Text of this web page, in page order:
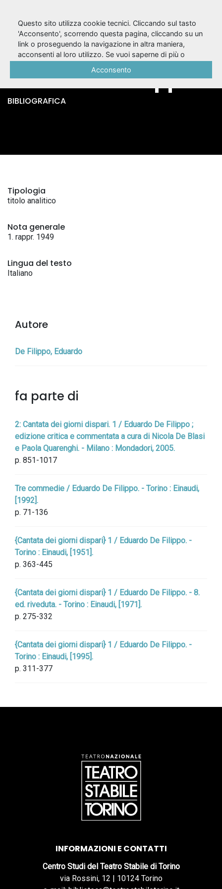
La grande magia /
Eduardo De Filippo
BIBLIOGRAFICA
Tipologia
titolo analitico
Nota generale
1. rappr. 1949
Lingua del testo
Italiano
Autore
De Filippo, Eduardo
fa parte di
2: Cantata dei giorni dispari. 1 / Eduardo De Filippo ;
edizione critica e commentata a cura di Nicola De Blasi
e Paola Quarenghi. - Milano : Mondadori, 2005.
p. 851-1017
Tre commedie / Eduardo De Filippo. - Torino : Einaudi,
[1992].
p. 71-136
{Cantata dei giorni dispari} 1 / Eduardo De Filippo. -
Torino : Einaudi, [1951].
p. 363-445
{Cantata dei giorni dispari} 1 / Eduardo De Filippo. - 8.
ed. riveduta. - Torino : Einaudi, [1971].
p. 275-332
{Cantata dei giorni dispari} 1 / Eduardo De Filippo. -
Torino : Einaudi, [1995].
p. 311-377
INFORMAZIONI E CONTATTI
Centro Studi del Teatro Stabile di Torino
via Rossini, 12 | 10124 Torino
Questo sito utilizza cookie tecnici. Cliccando sul tasto
'Acconsento', scorrendo questa pagina, cliccando su un
link o proseguendo la navigazione in altra maniera,
acconsenti al loro utilizzo. Se vuoi saperne di più o
Acconsento